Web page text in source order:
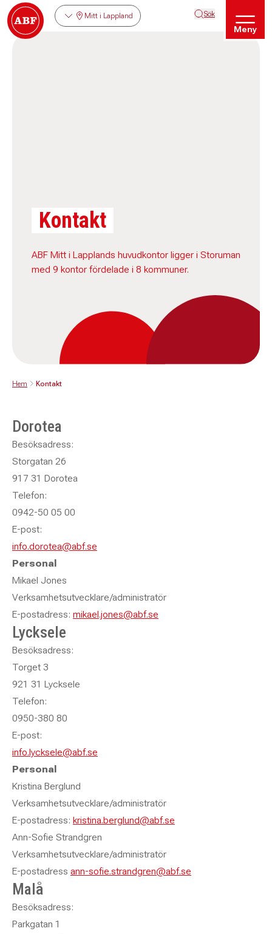
Mitt i Lappland Sök
Meny
Kontakt
ABF Mitt i Lapplands huvudkontor ligger i Storuman
med 9 kontor fördelade i 8 kommuner.
Hem Kontakt
Dorotea
Besöksadress:
Storgatan 26
917 31 Dorotea
Telefon:
0942-50 05 00
E-post:
info.dorotea@abf.se
Personal
Mikael Jones
Verksamhetsutvecklare/administratör
E-postadress: mikael.jones@abf.se
Lycksele
Besöksadress:
Torget 3
921 31 Lycksele
Telefon:
0950-380 80
E-post:
info.lycksele@abf.se
Personal
Kristina Berglund
Verksamhetsutvecklare/administratör
E-postadress: kristina.berglund@abf.se
Ann-Sofie Strandgren
Verksamhetsutvecklare/administratör
E-postadress ann-sofie.strandgren@abf.se
Malå
Besöksadress:
Parkgatan 1